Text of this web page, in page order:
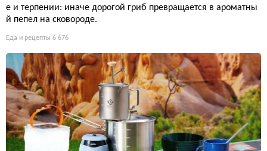
е и терпении: иначе дорогой гриб превращается в ароматны
й пепел на сковороде.
Еда и рецепты 6 676